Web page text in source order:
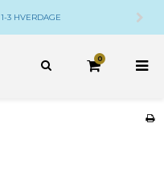
1-3 HVERDAGE
0